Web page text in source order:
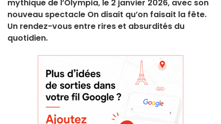
mythique de l’Olympia, le 2 janvier 2026, avec son
nouveau spectacle On disait qu’on faisait la fête.
Un rendez-vous entre rires et absurdités du
quotidien.